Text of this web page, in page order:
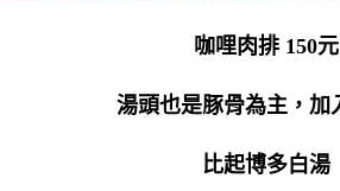
咖哩肉排 150元
湯頭也是豚骨為主，加
比起博多白湯